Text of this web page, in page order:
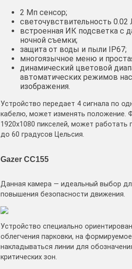
2 Мп сенсор;
светочувствительность
встроенная ИК подсветка с
ночной съемки;
защита от воды и пыли IP67;
многоязычное меню и
динамический цветовой
автоматических режимов
изображения.
Устройство передает 4 сигнала по
кабелю, может изменять положение.
1920х1080 пикселей, может работать
до 60 градусов Цельсия.
Gazer CC155
Данная камера — идеальный выбор
повышения безопасности движения.
Устройство специально
облегчения парковки, на
накладываться линии для
критических зон.